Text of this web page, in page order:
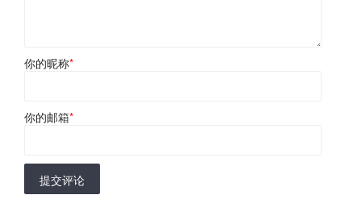
你的昵称*
你的邮箱*
提交评论